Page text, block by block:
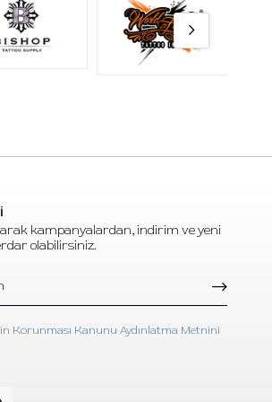
kampanyalardan, indirim ve yeni
olabilirsiniz.
Korunması Kanunu Aydınlatma Metnini